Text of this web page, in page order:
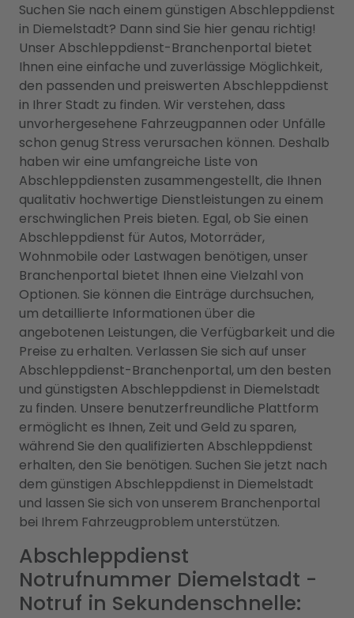
Suchen Sie nach einem günstigen Abschleppdienst
in Diemelstadt? Dann sind Sie hier genau richtig!
Unser Abschleppdienst-Branchenportal bietet
Ihnen eine einfache und zuverlässige Möglichkeit,
den passenden und preiswerten Abschleppdienst
in Ihrer Stadt zu finden. Wir verstehen, dass
unvorhergesehene Fahrzeugpannen oder Unfälle
schon genug Stress verursachen können. Deshalb
haben wir eine umfangreiche Liste von
Abschleppdiensten zusammengestellt, die Ihnen
qualitativ hochwertige Dienstleistungen zu einem
erschwinglichen Preis bieten. Egal, ob Sie einen
Abschleppdienst für Autos, Motorräder,
Wohnmobile oder Lastwagen benötigen, unser
Branchenportal bietet Ihnen eine Vielzahl von
Optionen. Sie können die Einträge durchsuchen,
um detaillierte Informationen über die
angebotenen Leistungen, die Verfügbarkeit und die
Preise zu erhalten. Verlassen Sie sich auf unser
Abschleppdienst-Branchenportal, um den besten
und günstigsten Abschleppdienst in Diemelstadt
zu finden. Unsere benutzerfreundliche Plattform
ermöglicht es Ihnen, Zeit und Geld zu sparen,
während Sie den qualifizierten Abschleppdienst
erhalten, den Sie benötigen. Suchen Sie jetzt nach
dem günstigen Abschleppdienst in Diemelstadt
und lassen Sie sich von unserem Branchenportal
bei Ihrem Fahrzeugproblem unterstützen.
Abschleppdienst
Notrufnummer Diemelstadt -
Notruf in Sekundenschnelle: